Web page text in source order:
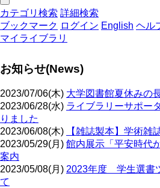
カテゴリ検索 詳細検索
ブックマーク ログイン English ヘル
マイライブラリ
お知らせ(News)
2023/07/06(木) 大学図書館夏休みの
2023/06/28(水) ライブラリーサポー
りました
2023/06/08(木)
【雑誌製本】学術雑
2023/05/29(月) 館内展示「平安時代
案内
2023/05/08(月) 2023年度 学生選書
て